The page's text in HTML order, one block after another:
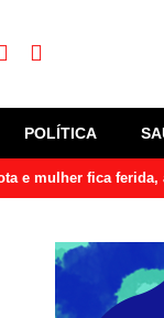
POLÍTICA
e mulher fica